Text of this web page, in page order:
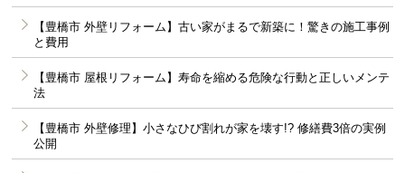
【豊橋市 外壁リフォーム】古い家がまるで新築に！驚きの施工事例
と費用
【豊橋市 屋根リフォーム】寿命を縮める危険な行動と正しいメンテ
法
【豊橋市 外壁修理】小さなひび割れが家を壊す!? 修繕費3倍の実例
公開